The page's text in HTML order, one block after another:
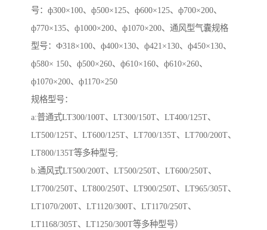
号：ф300×100、ф500×125、ф600×125、ф700×200、
ф770×135、ф1000×200、ф1070×200、通风型气囊规格
型号：Ф318×100、ф400×130、ф421×130、ф450×130、
ф580× 150、ф500×260、ф610×160、ф610×260、
ф1070×200、ф1170×250
规格型号：
a:普通式LT300/100T、LT300/150T、LT400/125T、
LT500/125T、LT600/125T、LT700/135T、LT700/200T、
LT800/135T等多种型号;
b.通风式LT500/200T、LT500/250T、LT600/250T、
LT700/250T、LT800/250T、LT900/250T、LT965/305T、
LT1070/200T、LT1120/300T、LT1170/250T、
LT1168/305T、LT1250/300T等多种型号）